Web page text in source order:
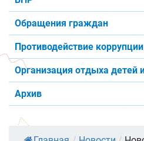
Обращения граждан
Противодействие коррупции
Организация отдыха детей
Архив